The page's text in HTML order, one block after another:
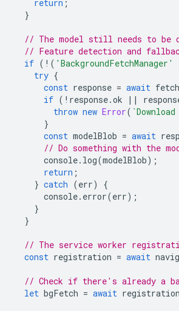
return ;
}
// The model still needs to be
// Feature detection and
if ( ! ( 'BackgroundFetchManager'
try {
const response = await fetch
if ( ! response.ok ||
throw new Error(
}
const modelBlob = await
// Do something with the
console. log(modelBlob);
return ;
} catch (err)
{
console. error(err);
}
}
// The service worker
const registration = await
// Check if there's already a
let bgFetch = await registration